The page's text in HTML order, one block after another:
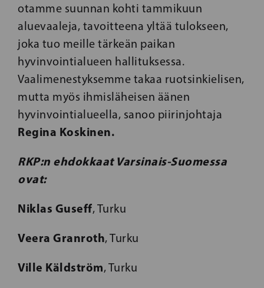
otamme suunnan kohti tammikuun
aluevaaleja, tavoitteena yltää tulokseen,
joka tuo meille tärkeän paikan
hyvinvointialueen hallituksessa.
Vaalimenestyksemme takaa ruotsinkielisen,
mutta myös ihmisläheisen äänen
hyvinvointialueella, sanoo piirinjohtaja
Regina Koskinen.
RKP:n ehdokkaat Varsinais-Suomessa
ovat:
Niklas Guseff, Turku
Veera Granroth, Turku
Ville Käldström, Turku